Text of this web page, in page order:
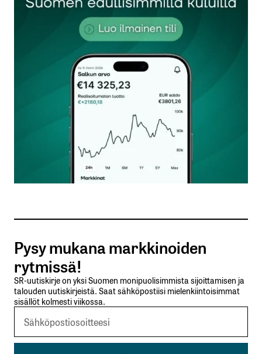
Sähköpostiosoitettasi ei julkaista.Pakolliset
kentät on merkitty*
Kommentti*
Nimesi tai nimimerkkisi
Sähköpostiosoitteesi
Tilaa SalkunRakentajan uutiskirje
Lähetä kommentti
Pysy mukana markkinoiden
rytmissä!
SR-uutiskirje on yksi Suomen monipuolisimmista sijoittamisen ja
talouden uutiskirjeistä. Saat sähköpostiisi mielenkiintoisimmat
sisällöt kolmesti viikossa.